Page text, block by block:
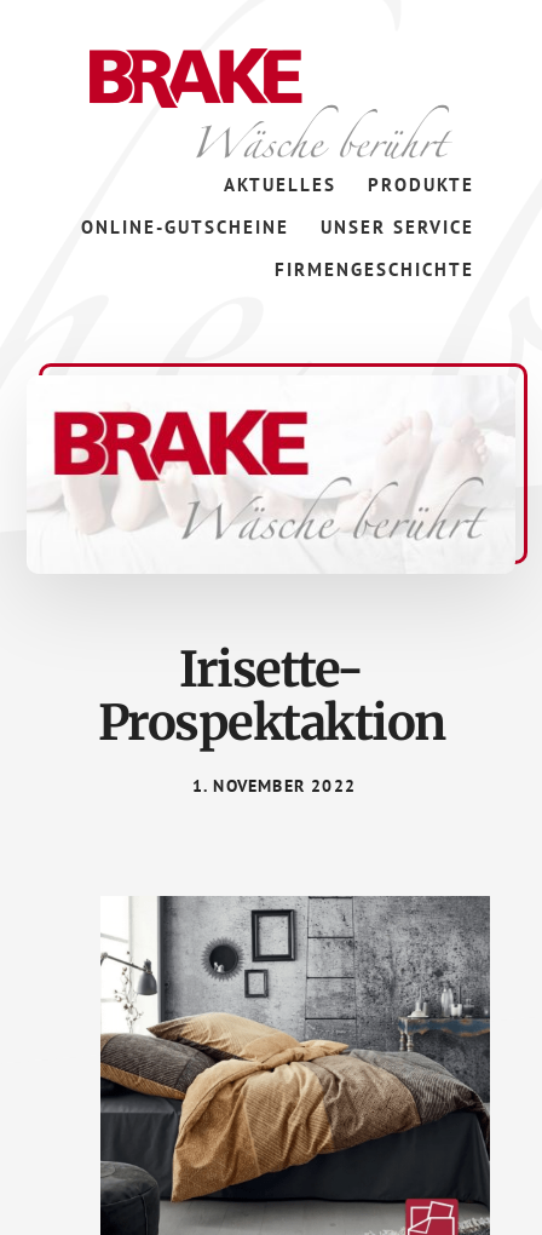
AKTUELLES
PRODUKTE
ONLINE-GUTSCHEINE
UNSER SERVICE
FIRMENGESCHICHTE
Irisette-
Prospektaktion
1. NOVEMBER 2022